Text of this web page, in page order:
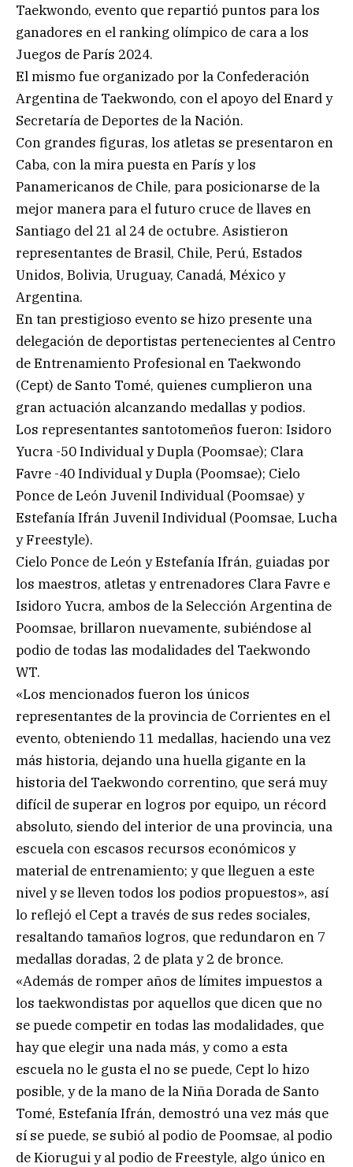
Taekwondo, evento que repartió puntos para los
ganadores en el ranking olímpico de cara a los
Juegos de París 2024.
El mismo fue organizado por la Confederación
Argentina de Taekwondo, con el apoyo del Enard y
Secretaría de Deportes de la Nación.
Con grandes figuras, los atletas se presentaron en
Caba, con la mira puesta en París y los
Panamericanos de Chile, para posicionarse de la
mejor manera para el futuro cruce de llaves en
Santiago del 21 al 24 de octubre. Asistieron
representantes de Brasil, Chile, Perú, Estados
Unidos, Bolivia, Uruguay, Canadá, México y
Argentina.
En tan prestigioso evento se hizo presente una
delegación de deportistas pertenecientes al Centro
de Entrenamiento Profesional en Taekwondo
(Cept) de Santo Tomé, quienes cumplieron una
gran actuación alcanzando medallas y podios.
Los representantes santotomeños fueron: Isidoro
Yucra -50 Individual y Dupla (Poomsae); Clara
Favre -40 Individual y Dupla (Poomsae); Cielo
Ponce de León Juvenil Individual (Poomsae) y
Estefanía Ifrán Juvenil Individual (Poomsae, Lucha
y Freestyle).
Cielo Ponce de León y Estefanía Ifrán, guiadas por
los maestros, atletas y entrenadores Clara Favre e
Isidoro Yucra, ambos de la Selección Argentina de
Poomsae, brillaron nuevamente, subiéndose al
podio de todas las modalidades del Taekwondo
WT.
«Los mencionados fueron los únicos
representantes de la provincia de Corrientes en el
evento, obteniendo 11 medallas, haciendo una vez
más historia, dejando una huella gigante en la
historia del Taekwondo correntino, que será muy
difícil de superar en logros por equipo, un récord
absoluto, siendo del interior de una provincia, una
escuela con escasos recursos económicos y
material de entrenamiento; y que lleguen a este
nivel y se lleven todos los podios propuestos», así
lo reflejó el Cept a través de sus redes sociales,
resaltando tamaños logros, que redundaron en 7
medallas doradas, 2 de plata y 2 de bronce.
«Además de romper años de límites impuestos a
los taekwondistas por aquellos que dicen que no
se puede competir en todas las modalidades, que
hay que elegir una nada más, y como a esta
escuela no le gusta el no se puede, Cept lo hizo
posible, y de la mano de la Niña Dorada de Santo
Tomé, Estefanía Ifrán, demostró una vez más que
sí se puede, se subió al podio de Poomsae, al podio
de Kiorugui y al podio de Freestyle, algo único en